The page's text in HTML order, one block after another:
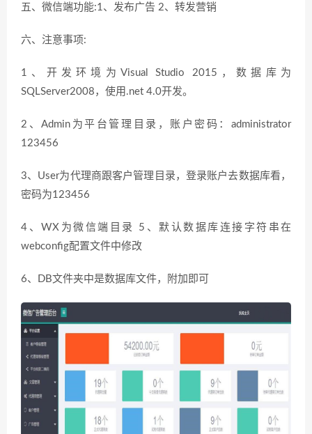
五、微信端功能:1、发布广告 2、转发营销
六、注意事项:
1、开发环境为Visual Studio 2015，数据库为
SQLServer2008，使用.net 4.0开发。
2、Admin为平台管理目录，账户密码：administrator
123456
3、User为代理商跟客户管理目录，登录账户去数据库看，
密码为123456
4、WX为微信端目录 5、默认数据库连接字符串在
webconfig配置文件中修改
6、DB文件夹中是数据库文件，附加即可